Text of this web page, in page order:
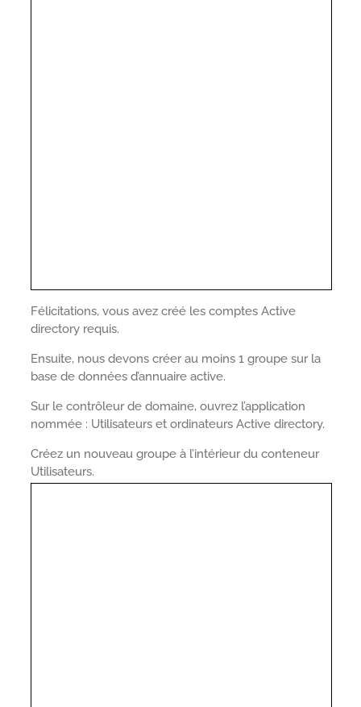
Félicitations, vous avez créé les comptes Active
directory requis.
Ensuite, nous devons créer au moins 1 groupe sur la
base de données d’annuaire active.
Sur le contrôleur de domaine, ouvrez l’application
nommée : Utilisateurs et ordinateurs Active directory.
Créez un nouveau groupe à l’intérieur du conteneur
Utilisateurs.